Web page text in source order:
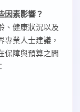
因素影響？
、健康狀況以及
業人士建議，
保障與預算之間